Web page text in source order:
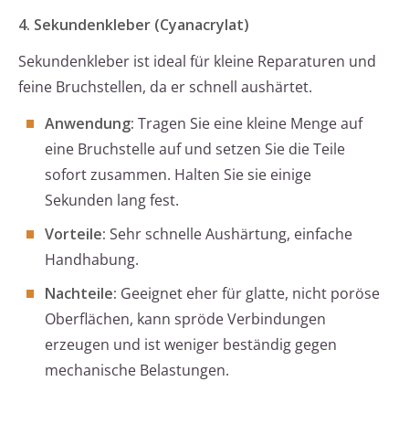
4. Sekundenkleber (Cyanacrylat)
Sekundenkleber ist ideal für kleine Reparaturen und
feine Bruchstellen, da er schnell aushärtet.
Anwendung: Tragen Sie eine kleine Menge auf
eine Bruchstelle auf und setzen Sie die Teile
sofort zusammen. Halten Sie sie einige
Sekunden lang fest.
Vorteile: Sehr schnelle Aushärtung, einfache
Handhabung.
Nachteile: Geeignet eher für glatte, nicht poröse
Oberflächen, kann spröde Verbindungen
erzeugen und ist weniger beständig gegen
mechanische Belastungen.